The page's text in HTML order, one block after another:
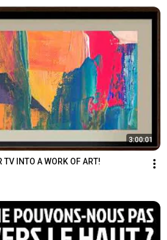
3:00:01
TV INTO A WORK OF ART!